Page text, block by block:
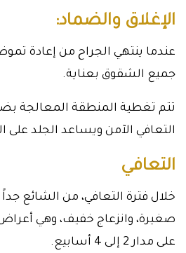
الإغلاق والضماد:
عندما ينتهي الجراح من إعادة
جميع الشقوق بعناية.
تتم تغطية المنطقة المعالجة
التعافي الآمن ويساعد الجلد على
التعافي
خلال فترة التعافي، من الشائع
صغيرة، وانزعاج خفيف، وهي
على مدار 2 إلى 4 أسابيع.